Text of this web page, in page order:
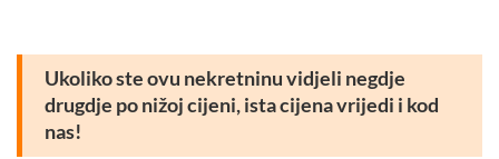
Ukoliko ste ovu nekretninu vidjeli negdje
drugdje po nižoj cijeni, ista cijena vrijedi i kod
nas!